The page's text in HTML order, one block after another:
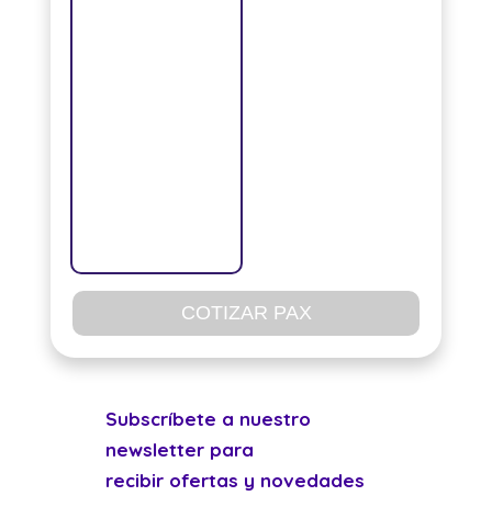
COTIZAR PAX
Subscríbete a nuestro
newsletter para
recibir ofertas y novedades